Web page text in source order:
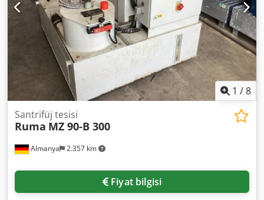
Mağazamızı ziyaret ederek diğer tekliflerimizi de
inceleyebilirsiniz. Belirtilen firma adları ve ticari markalar
sahiplerine aittir ve yalnızca ürünlerin tanımlanması ve
açıklanması amacıyla kullanılmıştır. Teknik verilerdeki
değişiklikler ve açıklama hataları mümkündür ve saklı
tutulur.
1 /8
Almanya 2.357 km
Santrifüj tesisi
Ruma MZ 90-B 300
Fiyat bilgisi